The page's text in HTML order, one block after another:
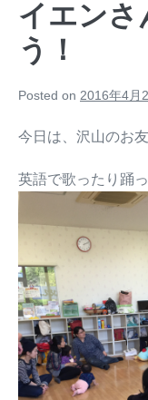
イエンさ
う！
Posted on 2016年4月
今日は、沢山のお
英語で歌ったり踊